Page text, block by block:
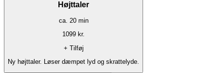
Højttaler
ca. 20min
1099 kr.
+ Tilføj
Ny højttaler. Løser dæmpet lyd og skrattelyde.